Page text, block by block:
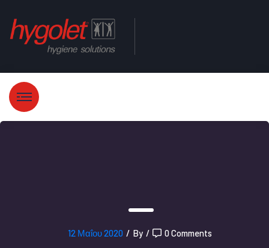
12 Μαΐου 2020 / By / 0 Comments